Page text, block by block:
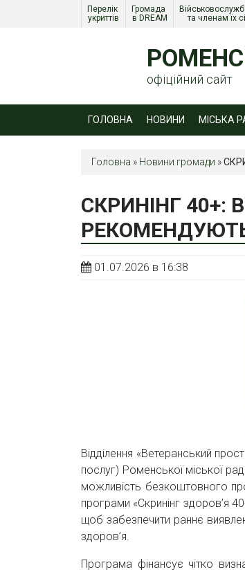
Перелік
укриттів
Громада
в DREAM
та членам їх
офіційний сайт
ГОЛОВНА НОВИНИ МІСЬКА
Головна » Новини громади »
СКРИНІНГ 40+:
01.07.2026 в 16:38
Відділення «Ветеранський
послуг) Роменської міської
можливість безкоштовного
програми «Скринінг здоров’я
щоб забезпечити раннє
здоров’я.
Програма фінансує чітко